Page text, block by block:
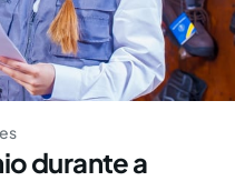
durante a